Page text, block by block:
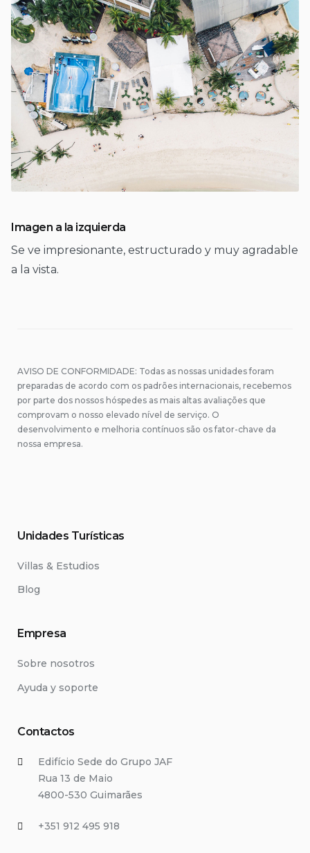
Imagen a la izquierda
Se ve impresionante, estructurado y muy agradable
a la vista.
AVISO DE CONFORMIDADE: Todas as nossas unidades foram
preparadas de acordo com os padrões internacionais, recebemos
por parte dos nossos hóspedes as mais altas avaliações que
comprovam o nosso elevado nível de serviço. O
desenvolvimento e melhoria contínuos são os fator-chave da
nossa empresa.
Unidades Turísticas
Villas & Estudios
Blog
Empresa
Sobre nosotros
Ayuda y soporte
Contactos
Edifício Sede do Grupo JAF
Rua 13 de Maio
4800-530 Guimarães
+351 912 495 918